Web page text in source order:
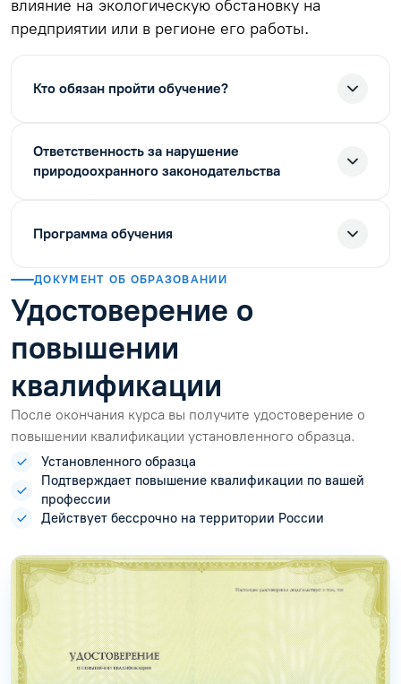
влияние на экологическую обстановку на
предприятии или в регионе его работы.
Кто обязан пройти обучение?
Ответственность за нарушение
природоохранного законодательства
Программа обучения
ДОКУМЕНТ ОБ ОБРАЗОВАНИИ
Удостоверение о
повышении
квалификации
После окончания курса вы получите удостоверение о
повышении квалификации установленного образца.
Установленного образца
Подтверждает повышение квалификации по вашей
профессии
Действует бессрочно на территории России